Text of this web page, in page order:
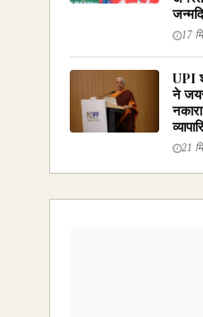
17
UPI
ने
21